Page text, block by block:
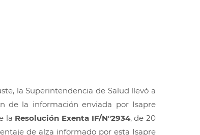
la Superintendencia de Salud llevó a
de la información enviada por Isapre
la Resolución Exenta IF/N°2934, de 20
de alza informado por esta Isapre